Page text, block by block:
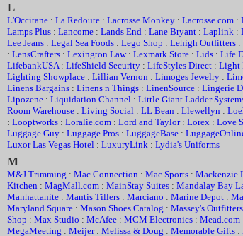
L
L'Occitane : La Redoute : Lacrosse Monkey : Lacrosse.com :
Lamps Plus : Lancome : Lands End : Lane Bryant : Laplink :
Lee Jeans : Legal Sea Foods : Lego Shop : Lehigh Outfitters :
: LensCrafters : Lexington Law: Lexmark Store : Lids : Life
LifebankUSA: LifeShield Security : LifeStyles Direct : Light
Lighting Showplace : Lillian Vernon : Limoges Jewelry :
Linens Bargains : Linens n Things : LinenSource : Lingerie
Lipozene : Liquidation Channel : Little Giant Ladder
Room Warehouse : Living Social : LL Bean : Llewellyn :
: Looptworks : Loralie.com : Lord and Taylor: Lorex : Love
Luggage Guy : Luggage Pros : LuggageBase :
Luxor Las Vegas Hotel : LuxuryLink : Lydia's Uniforms
M
M&J Trimming : Mac Connection : Mac Sports : Mackenzie
Kitchen : MagMall.com : MainStay Suites : Mandalay Bay
Manhattanite : Mantis Tillers : Marciano : Marine Depot :
Maryland Square : Mason Shoes Catalog : Massey's Outfitters
Shop : Max Studio : McAfee : MCM Electronics : Mead.com
MegaMeeting : Meijer: Melissa & Doug : Memorable Gifts :